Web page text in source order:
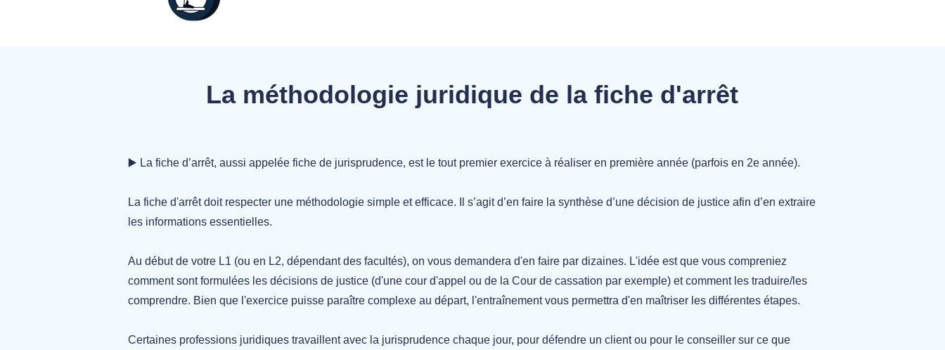
La méthodologie juridique de la fiche d'arrêt
▶️ La fiche d’arrêt, aussi appelée fiche de jurisprudence, est le tout premier exercice à réaliser en première année (parfois en 2e année).
La fiche d'arrêt doit respecter une méthodologie simple et efficace. Il s’agit d’en faire la synthèse d’une décision de justice afin d’en extraire
les informations essentielles.
Au début de votre L1 (ou en L2, dépendant des facultés), on vous demandera d'en faire par dizaines. L'idée est que vous compreniez
comment sont formulées les décisions de justice (d'une cour d'appel ou de la Cour de cassation par exemple) et comment les traduire/les
comprendre. Bien que l'exercice puisse paraître complexe au départ, l'entraînement vous permettra d'en maîtriser les différentes étapes.
Certaines professions juridiques travaillent avec la jurisprudence chaque jour, pour défendre un client ou pour le conseiller sur ce que